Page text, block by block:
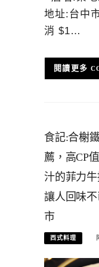
地址:台中
消 $1…
食記:合榭
薦，高CP
汁的菲力
讓人回味
市
西式料理